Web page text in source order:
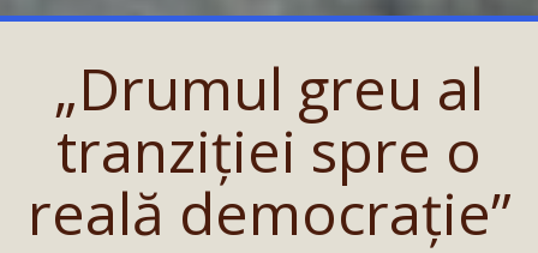
„Drumul greu al
tranziției spre o
reală democrație”